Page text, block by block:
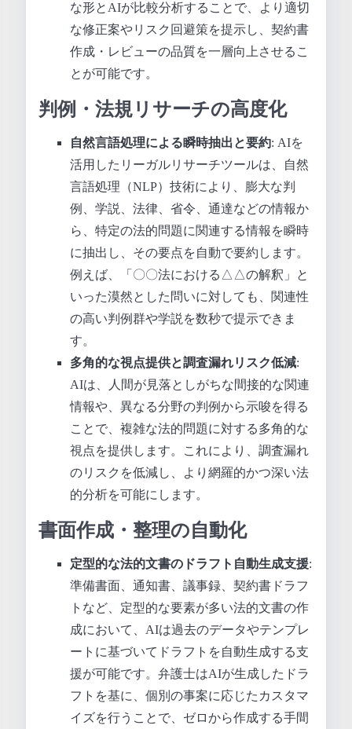
な形とAIが比較分析することで、より適切
な修正案やリスク回避策を提示し、契約書
作成・レビューの品質を一層向上させるこ
とが可能です。
判例・法規リサーチの高度化
自然言語処理による瞬時抽出と要約: AIを
活用したリーガルリサーチツールは、自然
言語処理（NLP）技術により、膨大な判
例、学説、法律、省令、通達などの情報か
ら、特定の法的問題に関連する情報を瞬時
に抽出し、その要点を自動で要約します。
例えば、「〇〇法における△△の解釈」と
いった漠然とした問いに対しても、関連性
の高い判例群や学説を数秒で提示できま
す。
多角的な視点提供と調査漏れリスク低減:
AIは、人間が見落としがちな間接的な関連
情報や、異なる分野の判例から示唆を得る
ことで、複雑な法的問題に対する多角的な
視点を提供します。これにより、調査漏れ
のリスクを低減し、より網羅的かつ深い法
的分析を可能にします。
書面作成・整理の自動化
定型的な法的文書のドラフト自動生成支援:
準備書面、通知書、議事録、契約書ドラフ
トなど、定型的な要素が多い法的文書の作
成において、AIは過去のデータやテンプレ
ートに基づいてドラフトを自動生成する支
援が可能です。弁護士はAIが生成したドラ
フトを基に、個別の事案に応じたカスタマ
イズを行うことで、ゼロから作成する手間